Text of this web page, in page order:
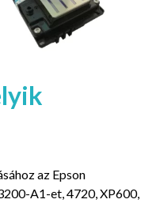
az Epson
A1-et, 4720, XP600,